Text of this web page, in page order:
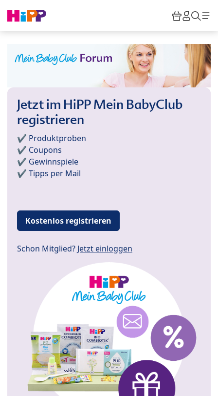
HiPP
Jetzt im HiPP Mein BabyClub
registrieren
✔️ Produktproben
✔️ Coupons
✔️ Gewinnspiele
✔️ Tipps per Mail
Kostenlos registrieren
Schon Mitglied? Jetzt einloggen